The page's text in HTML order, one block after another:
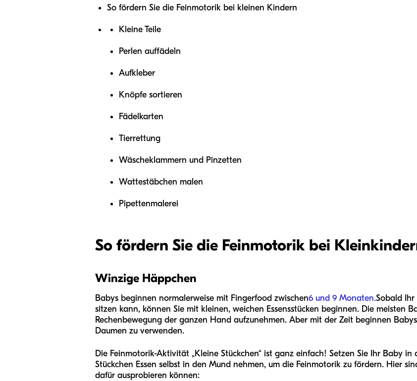
So fördern Sie die Feinmotorik bei kleinen Kindern
Kleine Teile
Perlen auffädeln
Aufkleber
Knöpfe sortieren
Fädelkarten
Tierrettung
Wäscheklammern und Pinzetten
Wattestäbchen malen
Pipettenmalerei
So fördern Sie die Feinmotorik bei
Winzige Häppchen
Babys beginnen normalerweise mit Fingerfood zwischen6 und 9 Monaten.Sobald Ihr
sitzen kann, können Sie mit kleinen, weichen Essensstücken beginnen. Die meisten
Rechenbewegung der ganzen Hand aufzunehmen. Aber mit der Zeit beginnen
Daumen zu verwenden.
Die Feinmotorik-Aktivität „Kleine Stückchen“ ist ganz einfach! Setzen Sie Ihr Baby
Stückchen Essen selbst in den Mund nehmen, um die Feinmotorik zu fördern. Hier
dafür ausprobieren können: